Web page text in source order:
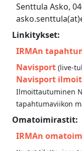
Senttula Asko,
Linkitykset:
IRMAn
Navisport (live-
Navisport
Ilmoittautuminen
tapahtumaviikon
Omatoimirastit:
IRMAn